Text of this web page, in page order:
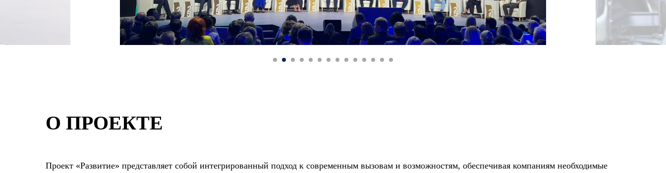
О ПРОЕКТЕ
Проект «Развитие» представляет собой интегрированный подход к современным вызовам и возможностям, обеспечивая компаниям необходимые